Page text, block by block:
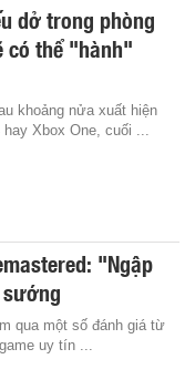
dở trong phòng
có thể "hành"
khoảng nửa xuất hiện
Xbox One, cuối ...
"Ngập
qua một số đánh giá từ
uy tín ...